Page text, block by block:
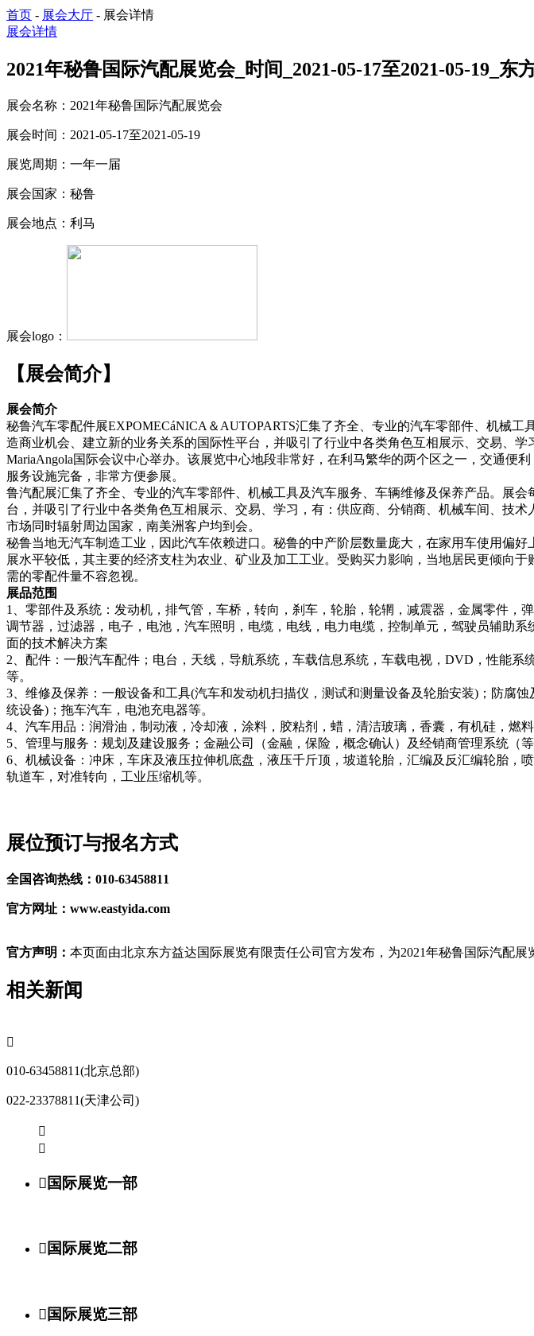
首页 - 展会大厅 - 展会详情
展会详情
2021年秘鲁国际汽配展览会_时间_2021-05-17至2021-05-19_东
展会名称： 2021年秘鲁国际汽配展览会
展会时间： 2021-05-17至2021-05-19
展览周期： 一年一届
展会国家： 秘鲁
展会地点： 利马
展会logo：
【展会简介】
展会简介
秘鲁汽车零配件展EXPOMECáNICA＆AUTOPARTS汇集了齐全、专业的汽车零部件、机械
造商业机会、建立新的业务关系的国际性平台，并吸引了行业中各类角色互相展示、交易、
MariaAngola国际会议中心举办。该展览中心地段非常好，在利马繁华的两个区之一，交通便利
服务设施完备，非常方便参展。
鲁汽配展汇集了齐全、专业的汽车零部件、机械工具及汽车服务、车辆维修及保养产品。展
台，并吸引了行业中各类角色互相展示、交易、学习，有：供应商、分销商、机械车间、技
市场同时辐射周边国家，南美洲客户均到会。
秘鲁当地无汽车制造工业，因此汽车依赖进口。秘鲁的中产阶层数量庞大，在家用车使用偏
展水平较低，其主要的经济支柱为农业、矿业及加工工业。受购买力影响，当地居民更倾向
需的零配件量不容忽视。
展品范围
1、零部件及系统：发动机，排气管，车桥，转向，刹车，轮胎，轮辋，减震器，金属零件
调节器，过滤器，电子，电池，汽车照明，电缆，电线，电力电缆，控制单元，驾驶员辅助
面的技术解决方案
2、配件：一般汽车配件；电台，天线，导航系统，车载信息系统，车载电视，DVD，性能
等。
3、维修及保养：一般设备和工具(汽车和发动机扫描仪，测试和测量设备及轮胎安装)；防腐
统设备)；拖车汽车，电池充电器等。
4、汽车用品：润滑油，制动液，冷却液，涂料，胶粘剂，蜡，清洁玻璃，香囊，有机硅，燃
5、管理与服务：规划及建设服务；金融公司（金融，保险，概念确认）及经销商管理系统（等
6、机械设备：冲床，车床及液压拉伸机底盘，液压千斤顶，坡道轮胎，汇编及反汇编轮胎，
轨道车，对准转向，工业压缩机等。
展位预订与报名方式
全国咨询热线：010-63458811
官方网址：www.eastyida.com
官方声明： 本页面由北京东方益达国际展览有限责任公司官方发布，为2021年秘鲁国际汽配
相关新闻

010-63458811(北京总部)
022-23378811(天津公司)


国际展览一部
国际展览二部
国际展览三部